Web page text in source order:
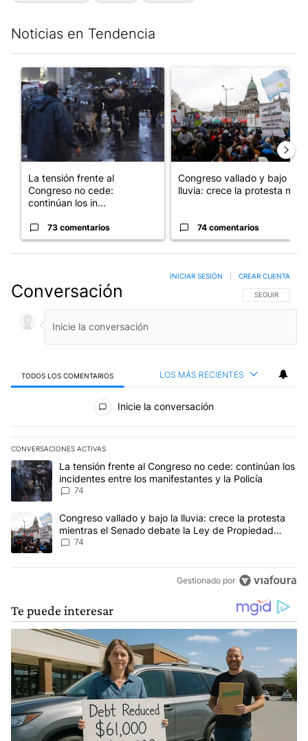
Noticias en Tendencia
Un artículo de tendencia con el título "La tensión frente al
La tensión frente al
Congreso no cede:
continúan los in...
73 comentarios
Un artículo de tendencia
Congreso vallado y bajo la
lluvia: crece la protesta mi...
74 comentarios
Conversación SIGA ESTA
SEGUIR
INICIAR SESIÓN CREAR CUENTA
TODOS LOS COMENTARIOS LOS MÁS RECIENTES
Todos los comentarios
Inicie la conversación
CONVERSACIONES ACTIVAS
Este listado muestra los artículos con más comentarios en los
Un artículo de tendencia con el título "La tensión frente al
La tensión frente al Congreso no cede: continúan los
incidentes entre los manifestantes y la Policía
74
Un artículo de tendencia con el título "Congreso vallado y bajo
Congreso vallado y bajo la lluvia: crece la protesta
mientras el Senado debate la Ley de Propiedad
Privada
74
Gestionado por